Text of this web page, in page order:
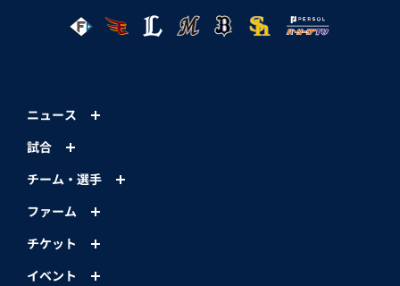
ニュース
試合
チーム・選手
ファーム
チケット
イベント